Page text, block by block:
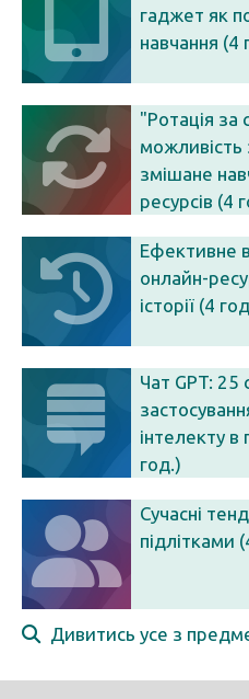
гаджет як
навчання (4
"Ротація за
можливість
змішане
ресурсів (4
Ефективне
онлайн-
історії (4
Чат GPT: 25
інтелекту в
год.)
Сучасні
підлітками
Дивитись усе з